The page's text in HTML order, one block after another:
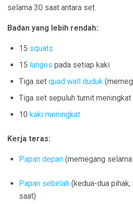
selama 30 saat antara set.
Badan yang lebih rendah:
15 squats
15 lunges pada setiap kaki
Tiga set quad wall duduk
Tiga set sepuluh tumit meningkat
10 kaki meningkat
Kerja teras:
Papan depan (memegang
Papan sebelah (kedua-dua
saat)